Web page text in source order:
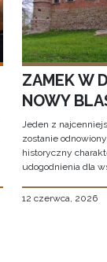
ZAMEK W
NOWY
Jeden z
zostanie
historyczny
udogodnienia dla
12 czerwca, 2026